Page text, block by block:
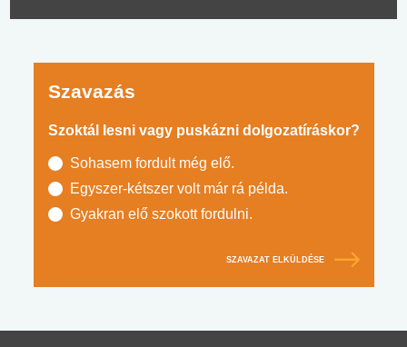
Szavazás
Szoktál lesni vagy puskázni dolgozatíráskor?
Sohasem fordult még elő.
Egyszer-kétszer volt már rá példa.
Gyakran elő szokott fordulni.
SZAVAZAT ELKÜLDÉSE